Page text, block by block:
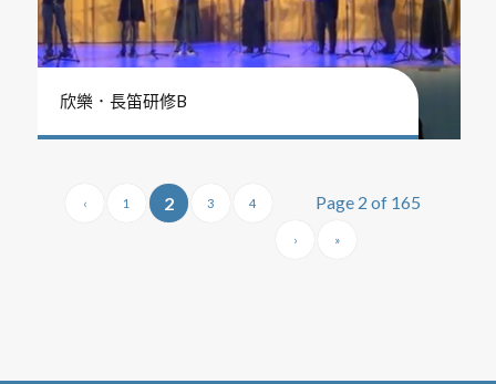
欣樂．長笛研修B
Page 2 of 165
‹ 1 2 3 4
› »